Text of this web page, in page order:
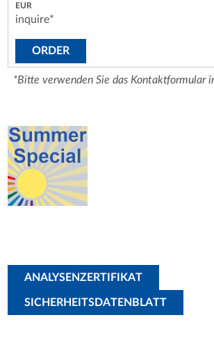
inquire*
ORDER
*Bitte verwenden Sie das Kontaktformular
ANALYSENZERTIFIKAT
SICHERHEITSDATENBLATT